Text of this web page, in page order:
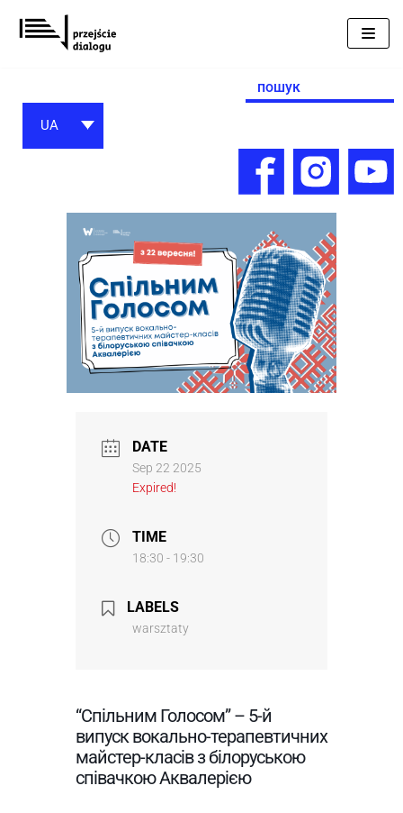
Перейти
до
Search
for:
UA
DATE
Sep 22 2025
Expired!
TIME
18:30 - 19:30
LABELS
warsztaty
“Спільним Голосом” – 5-й
випуск вокально-терапевтичних
майстер-класів з білоруською
співачкою Аквалерією